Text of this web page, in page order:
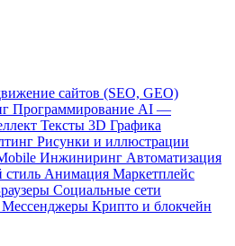
сайтов (SEO, GEO)
Программирование AI —
Тексты 3D Графика
Рисунки и иллюстрации
Инжиниринг Автоматизация
Анимация Маркетплейс
Социальные сети
Мессенджеры Крипто и блокчейн